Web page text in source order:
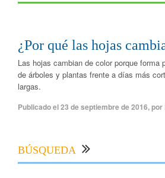
¿Por qué las hojas
Las hojas cambian de color porque forma
de árboles y plantas frente a días más
largas.
Publicado el23 de septiembre de 2016,por
BÚSQUEDA